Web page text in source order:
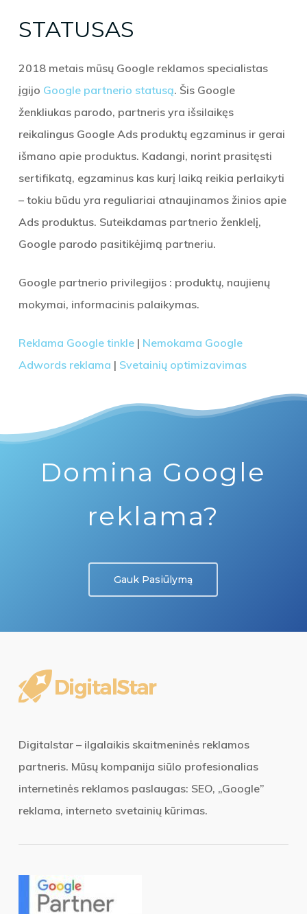
STATUSAS
2018 metais mūsų Google reklamos specialistas
įgijo Google partnerio statusą. Šis Google
ženkliukas parodo, partneris yra išsilaikęs
reikalingus Google Ads produktų egzaminus ir gerai
išmano apie produktus. Kadangi, norint prasitęsti
sertifikatą, egzaminus kas kurį laiką reikia perlaikyti
– tokiu būdu yra reguliariai atnaujinamos žinios apie
Ads produktus. Suteikdamas partnerio ženklelį,
Google parodo pasitikėjimą partneriu.
Google partnerio privilegijos : produktų, naujienų
mokymai, informacinis palaikymas.
Reklama Google tinkle| Nemokama Google
Adwords reklama | Svetainių optimizavimas
Domina Google
reklama?
Gauk Pasiūlymą
Digitalstar – ilgalaikis skaitmeninės reklamos
partneris. Mūsų kompanija siūlo profesionalias
internetinės reklamos paslaugas: SEO, „Google”
reklama, interneto svetainių kūrimas.